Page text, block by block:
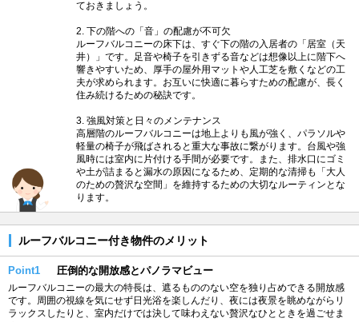
ておきましょう。
2. 下の階への「音」の配慮が不可欠
ルーフバルコニーの床下は、すぐ下の階の入居者の「居室（天
井）」です。足音や椅子を引きずる音などは想像以上に階下へ
響きやすいため、厚手の屋外用マットや人工芝を敷くなどの工
夫が求められます。お互いに快適に暮らすための配慮が、長く
住み続けるための秘訣です。
3. 強風対策と日々のメンテナンス
高層階のルーフバルコニーは地上よりも風が強く、パラソルや
軽量の椅子が飛ばされると重大な事故に繋がります。台風や強
風時には室内に片付ける手間が必要です。また、排水口にゴミ
や土が詰まると漏水の原因になるため、定期的な清掃も「大人
のための贅沢な空間」を維持するための大切なルーティンとな
ります。
ルーフバルコニー付き物件のメリット
Point1 圧倒的な開放感とパノラマビュー
ルーフバルコニーの最大の特長は、遮るもののない空を独り占めできる開放感
です。周囲の視線を気にせず日光浴を楽しんだり、夜には夜景を眺めながらリ
ラックスしたりと、室内だけでは決して味わえない贅沢なひとときを過ごせま